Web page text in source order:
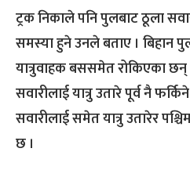
ट्रक निकाले पनि पुलबाट ठूला
समस्या हुने उनले बताए । बिहान
यात्रुवाहक बससमेत रोकिएका छन्
सवारीलाई यात्रु उतारे पूर्व नै
सवारीलाई समेत यात्रु उतारेर
छ ।